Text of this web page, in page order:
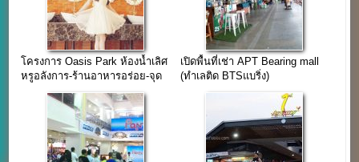
โครงการ Oasis Park ห้องน้ำเลิศ
หรูอลังการ-ร้านอาหารอร่อย-จุด
เปิดพื้นที่เช่า APT Bearing mall
(ทำเลติด BTSแบริ่ง)